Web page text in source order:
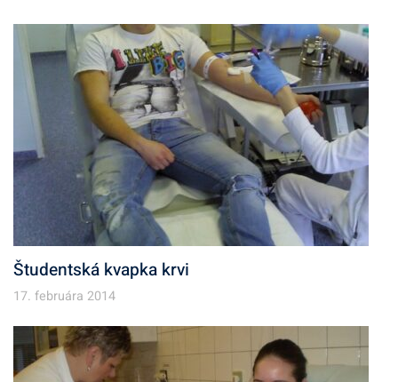
Študentská kvapka krvi
17. februára 2014